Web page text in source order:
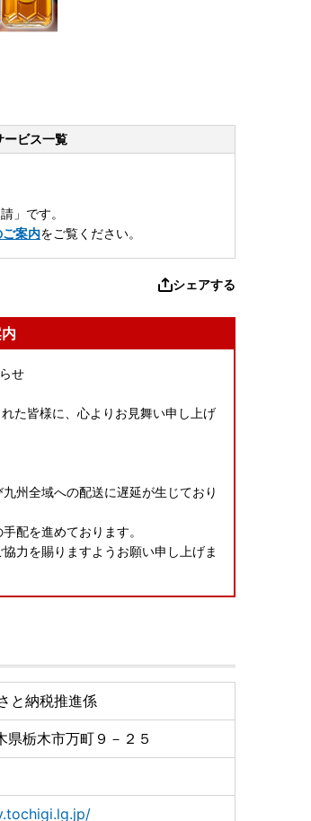
ービス一覧
」です。
案内をご覧ください。
シェアする
せ
た皆様に、心よりお見舞い申し上げ
州全域への配送に遅延が生じており
配を進めております。
力を賜りますようお願い申し上げま
と納税推進係
県栃木市万町９－２５